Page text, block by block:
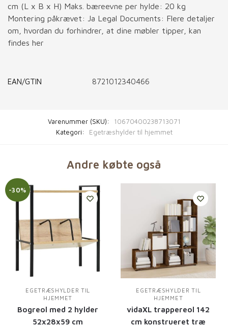
cm (L x B x H) Maks. bæreevne per hylde: 20 kg
Montering påkrævet: Ja Legal Documents: Flere detaljer
om, hvordan du forhindrer, at dine møbler tipper, kan
findes her
EAN/GTIN 8721012340466
Varenummer (SKU):
10670400238713071
Kategori:
Egetræshylder til hjemmet
Andre købte også
-30%
EGETRÆSHYLDER TIL
HJEMMET
Bogreol med 2 hylder
52x28x59 cm
EGETRÆSHYLDER TIL
HJEMMET
vidaXL trappereol 142
cm konstrueret træ